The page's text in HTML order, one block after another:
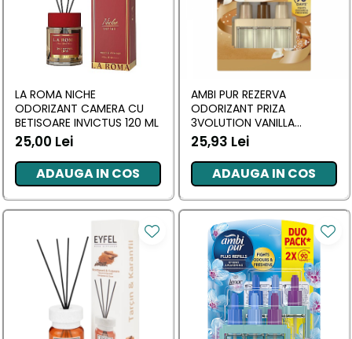
LA ROMA NICHE
ODORIZANT CAMERA CU
BETISOARE INVICTUS 120 ML
25,00 Lei
ADAUGA IN COS
AMBI PUR REZERVA
ODORIZANT PRIZA
3VOLUTION VANILLA
COOKIE 20 ML
25,93 Lei
ADAUGA IN COS